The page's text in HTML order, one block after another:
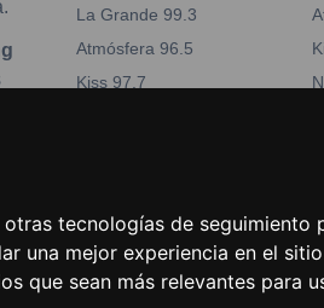
tecnologías de seguimiento
una mejor experiencia en el
que sean más relevantes para
La Grande 99.3
Atmósfera 96.5
Kiss 97.7